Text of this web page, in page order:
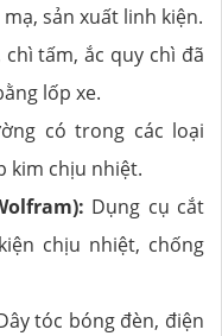
sản xuất linh kiện.
chì tấm, ắc quy chì đã
lốp xe.
có trong các loại
kim chịu nhiệt.
Dụng cụ cắt
chịu nhiệt, chống
tóc bóng đèn, điện